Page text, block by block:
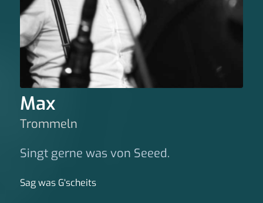
Max
Trommeln
Singt gerne was von Seeed.
Sag was G‘scheits